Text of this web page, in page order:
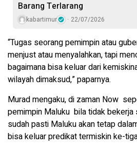
Barang Terlarang
kabartimur 22/07/2026
“Tugas seorang pemimpin atau
menjust atau menyalahkan, tapi
bagaimana bisa keluar dari
wilayah dimaksud,” paparnya.
Murad mengaku, di zaman Now
pemimpin Maluku bila tidak bekerja
sudah pasti Maluku akan tetap
bisa keluar predikat termiskin ke-